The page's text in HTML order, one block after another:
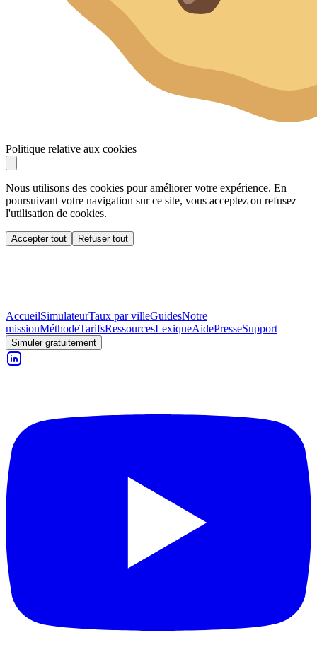
Politique relative aux cookies
Nous utilisons des cookies pour améliorer votre expérience. En
poursuivant votre navigation sur ce site, vous acceptez ou refusez
l'utilisation de cookies.
Accepter tout Refuser tout
AccueilSimulateurTaux par villeGuidesNotre
missionMéthodeTarifsRessourcesLexiqueAidePresseSupport
Simuler gratuitement